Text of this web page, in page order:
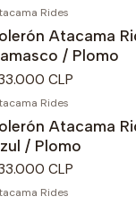
Rides
Atacama
/ Plomo
CLP
Rides
Atacama
/ Plomo
CLP
Rides